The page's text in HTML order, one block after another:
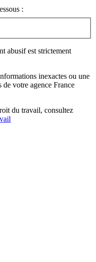
:
abusif est strictement
inexactes ou une
de votre agence France
du travail, consultez